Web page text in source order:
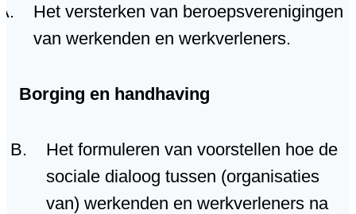
Het versterken van beroepsverenigingen
van werkenden en werkverleners.
Borging en handhaving
Het formuleren van voorstellen hoe de
sociale dialoog tussen (organisaties
van) werkenden en werkverleners na